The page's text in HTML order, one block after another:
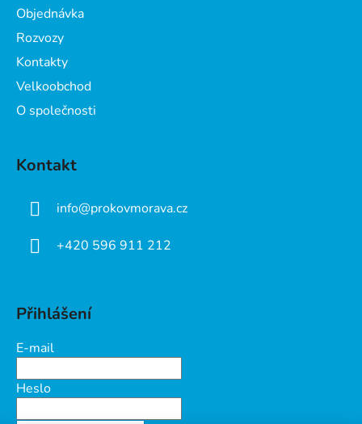
Objednávka
Rozvozy
Kontakty
Velkoobchod
O společnosti
Kontakt
info@prokovmorava.cz
+420 596 911 212
Přihlášení
E-mail
Heslo